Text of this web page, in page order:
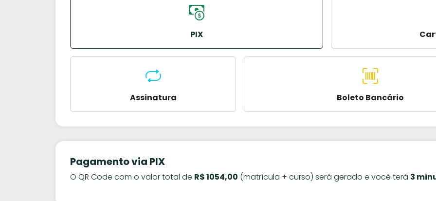
PIX
Assinatura Boleto Bancário
Pagamento via PIX
O QR Code com o valor total de R$ 1054,00 (matrícula + curso) será gerado e você terá 3